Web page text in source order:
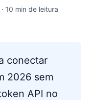
10 min de leitura
conectar
2026 sem
API no